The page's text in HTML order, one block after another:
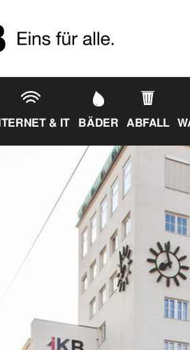
& IT BÄDER ABFALL